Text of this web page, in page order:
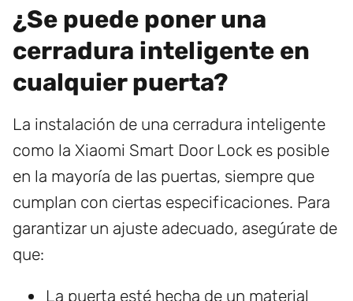
¿Se puede poner una
cerradura inteligente en
cualquier puerta?
La instalación de una cerradura inteligente
como la Xiaomi Smart Door Lock es posible
en la mayoría de las puertas, siempre que
cumplan con ciertas especificaciones. Para
garantizar un ajuste adecuado, asegúrate de
que:
La puerta esté hecha de un material